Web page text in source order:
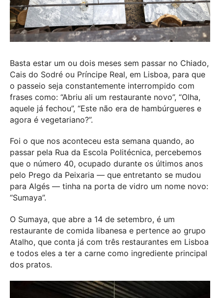
Basta estar um ou dois meses sem passar no Chiado,
Cais do Sodré ou Príncipe Real, em Lisboa, para que
o passeio seja constantemente interrompido com
frases como: “Abriu ali um restaurante novo”, “Olha,
aquele já fechou”, “Este não era de hambúrgueres e
agora é vegetariano?”.
Foi o que nos aconteceu esta semana quando, ao
passar pela Rua da Escola Politécnica, percebemos
que o número 40, ocupado durante os últimos anos
pelo Prego da Peixaria — que entretanto se mudou
para Algés — tinha na porta de vidro um nome novo:
“Sumaya”.
O Sumaya, que abre a 14 de setembro, é um
restaurante de comida libanesa e pertence ao grupo
Atalho, que conta já com três restaurantes em Lisboa
e todos eles a ter a carne como ingrediente principal
dos pratos.